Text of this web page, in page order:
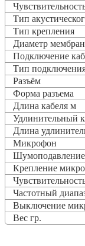
Тип
Тип крепления
Диаметр
Подключение
Тип
Разъём
Форма разъема
Длина кабеля м
Удлинительный
Длина
Микрофон
Шумоподавление
Крепление
Частотный
Выключение
Вес гр.